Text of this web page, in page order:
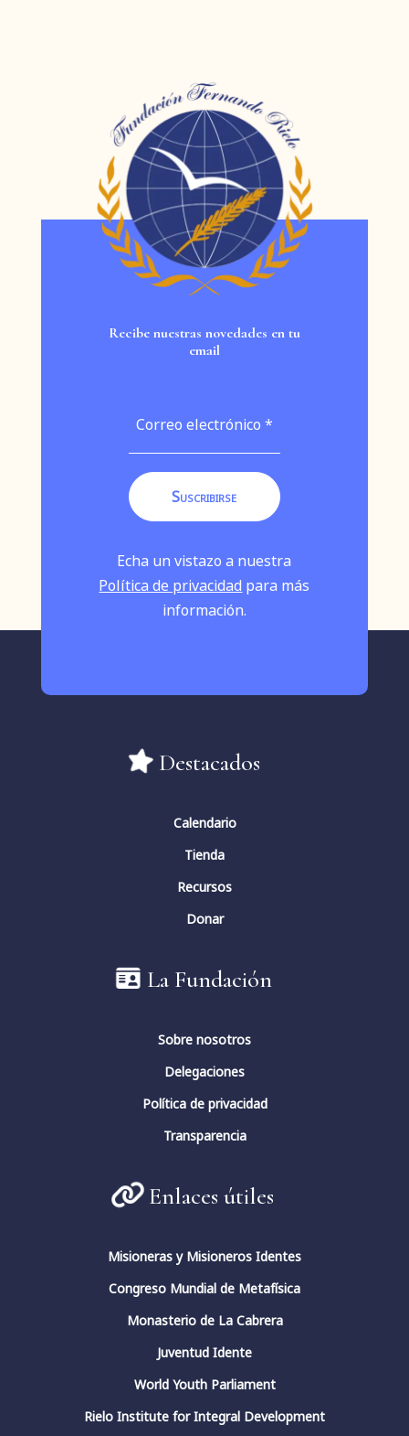
Recibe nuestras novedades en tu
email
Echa un vistazo a nuestra
Política de privacidad para más
información.
Destacados
Calendario
Tienda
Recursos
Donar
La Fundación
Sobre nosotros
Delegaciones
Política de privacidad
Transparencia
Enlaces útiles
Misioneras y Misioneros Identes
Congreso Mundial de Metafísica
Monasterio de La Cabrera
Juventud Idente
World Youth Parliament
Rielo Institute for Integral Development